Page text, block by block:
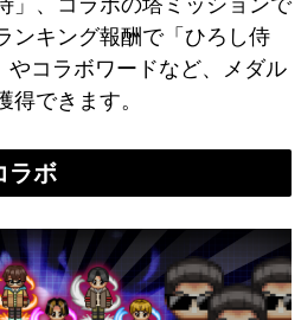
ンキング報酬で「ひろし侍
やコラボワードなど、メダル
得できます。
ラボ